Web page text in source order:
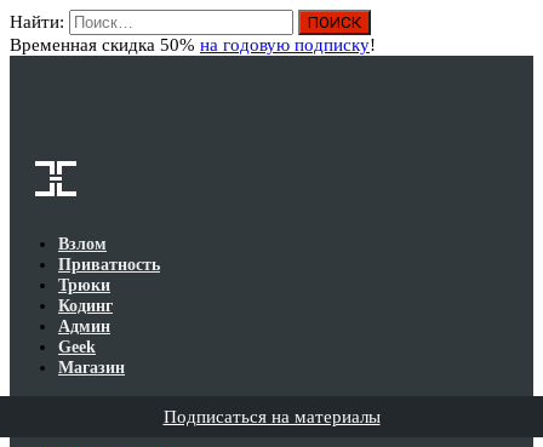
Найти:
Временная скидка 50% на годовую подписку!
Взлом
Приватность
Трюки
Кодинг
Админ
Geek
Магазин
Подписаться на материалы